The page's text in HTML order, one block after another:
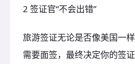
2 签证官“不会出错”
旅游签证无论是否像美国一样
需要面签，最终决定你的签证